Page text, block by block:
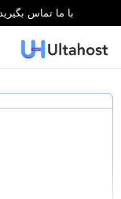
با ما تماس